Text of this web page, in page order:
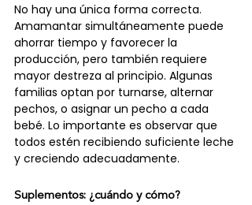
No hay una única forma correcta.
Amamantar simultáneamente puede
ahorrar tiempo y favorecer la
producción, pero también requiere
mayor destreza al principio. Algunas
familias optan por turnarse, alternar
pechos, o asignar un pecho a cada
bebé. Lo importante es observar que
todos estén recibiendo suficiente leche
y creciendo adecuadamente.
Suplementos: ¿cuándo y cómo?